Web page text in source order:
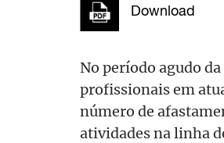
Download
No período agudo
profissionais em
número de
atividades na linha